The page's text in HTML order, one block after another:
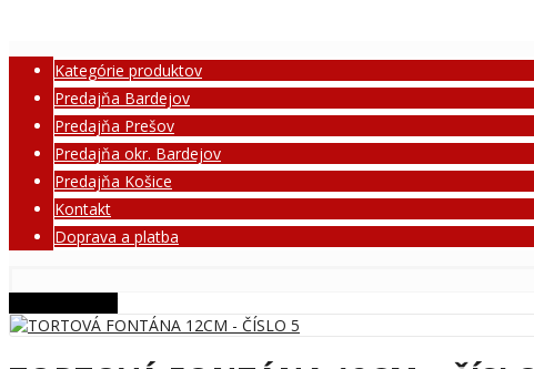
Kategórie produktov
Predajňa Bardejov
Predajňa Prešov
Predajňa okr. Bardejov
Predajňa Košice
Kontakt
Doprava a platba